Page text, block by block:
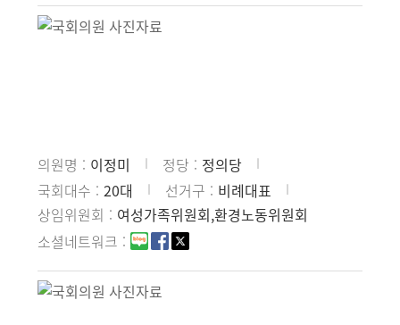
의원명 이정미 정당
정의당
국회대수
20대 선거구
비례대표
상임위원회
여성가족위원회,환경노동위원회
소셜네트워크